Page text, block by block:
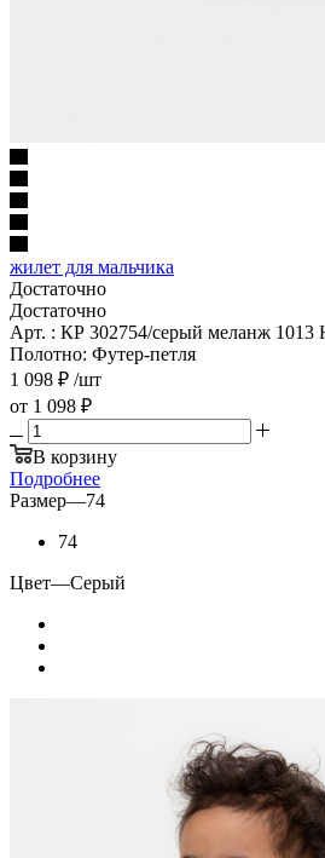
жилет для мальчика
Достаточно
Достаточно
Арт. : КР 302754/серый меланж 1013
Полотно: Футер-петля
1 098 ₽ /шт
от 1 098 ₽
В корзину
Подробнее
Размер—74
74
Цвет—Серый